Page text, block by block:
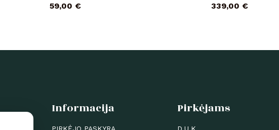
Kaina
59,00 € Kaina
339,00 €
Informacija Pirkėjams